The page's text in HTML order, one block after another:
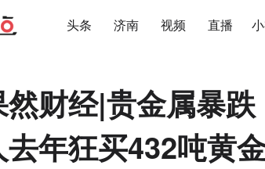
头条 济南 视频 直播
然财经|贵金属暴
去年狂买432吨黄